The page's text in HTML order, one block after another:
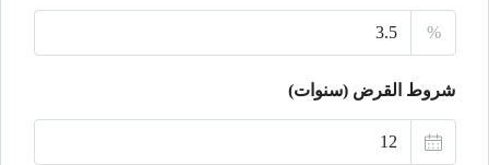
20
%
شروط القرض (سنوات)